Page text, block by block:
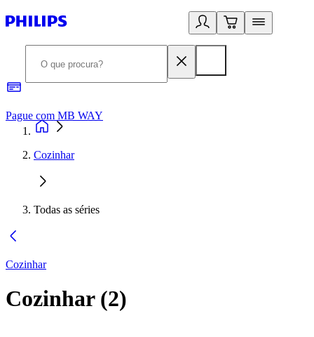
Pague com MB WAY
Cozinhar
Todas as séries
Cozinhar
Cozinhar(2)